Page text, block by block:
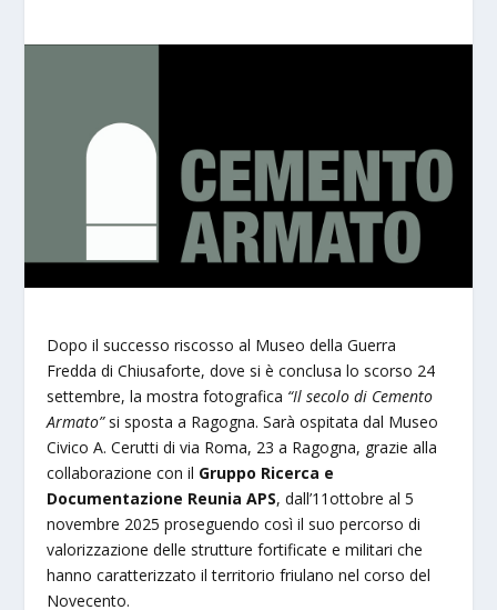
Dopo il successo riscosso al Museo della Guerra
Fredda di Chiusaforte, dove si è conclusa lo scorso 24
settembre, la mostra fotografica “Il secolo di Cemento
Armato”si sposta a Ragogna. Sarà ospitata dal Museo
Civico A. Cerutti di via Roma, 23 a Ragogna, grazie alla
collaborazione con il Gruppo Ricerca e
Documentazione Reunia APS, dall’11ottobre al 5
novembre 2025 proseguendo così il suo percorso di
valorizzazione delle strutture fortificate e militari che
hanno caratterizzato il territorio friulano nel corso del
Novecento.